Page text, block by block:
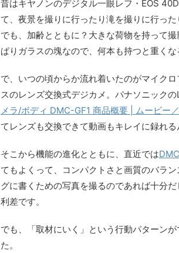
昔はキヤノンのデジタル一眼レフ・EOS
て、夜景を撮りに行ったり滝を撮りに行った
でも、加齢とともに？大きな荷物を持って
ぱりガラスの塊なので、何本も持つと重くな
で、いつの頃からか流れ着いたのがマイク
スのレンズ交換式デジカメ。パナソニック
メラ/ボディ DMC-GF1 商品概要 | ムービー
てレンズも交換できて動画もキレイに録れる
そこから機能の進化とともに、直近では
てもよくって、コンパクトさと画質のバラ
グに書くための写真を撮るのであれば十分
利差です。
でも、「取材にいく」という行動パターン
た。